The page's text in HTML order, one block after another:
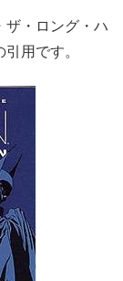
ザ・ロング・ハ
用です。